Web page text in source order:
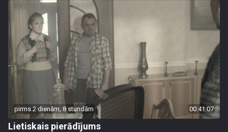
pirms 2 dienām, 8 stundām 00:41:07
Lietiskais pierādījums